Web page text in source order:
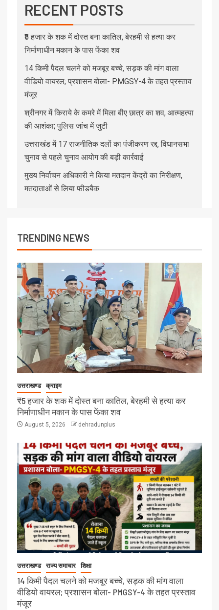
RECENT POSTS
₹5 हजार के शक में दोस्त बना कातिल, बेरहमी से हत्या कर
निर्माणाधीन मकान के पास फेंका शव
14 किमी पैदल चलने को मजबूर बच्चे, सड़क की मांग वाला
वीडियो वायरल; प्रशासन बोला- PMGSY-4 के तहत प्रस्ताव
मंजूर
श्रीनगर में किराये के कमरे में मिला बीए छात्र का शव, आत्महत्या
की आशंका; पुलिस जांच में जुटी
उत्तराखंड में 17 राजनीतिक दलों का पंजीकरण रद्द, विधानसभा
चुनाव से पहले चुनाव आयोग की बड़ी कार्रवाई
मुख्य निर्वाचन अधिकारी ने किया मतदान केंद्रों का निरीक्षण,
मतदाताओं से लिया फीडबैक
TRENDING NEWS
उत्तराखण्ड क्राइम
₹5 हजार के शक में दोस्त बना कातिल, बेरहमी से हत्या कर
निर्माणाधीन मकान के पास फेंका शव
August 5, 2026 dehradunplus
उत्तराखण्ड राज्य समाचार शिक्षा
14 किमी पैदल चलने को मजबूर बच्चे, सड़क की मांग वाला
वीडियो वायरल; प्रशासन बोला- PMGSY-4 के तहत प्रस्ताव
मंजूर